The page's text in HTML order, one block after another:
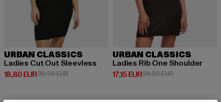
URBAN CLASSICS
Ladies Cut Out Sleevless
18,80 EUR
Derzeitiger Preis: 18,80 EUR
39,99 EURAktionspreis: 39,99 EUR
URBAN CLASSICS
Ladies Rib One Shoulder
17,15 EUR
Derzeitiger Preis: 17,15 EUR
34,99 EURAktionspreis: